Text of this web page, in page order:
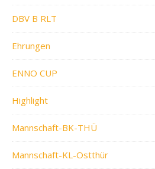
DBV B RLT
Ehrungen
ENNO CUP
Highlight
Mannschaft-BK-THÜ
Mannschaft-KL-Ostthür